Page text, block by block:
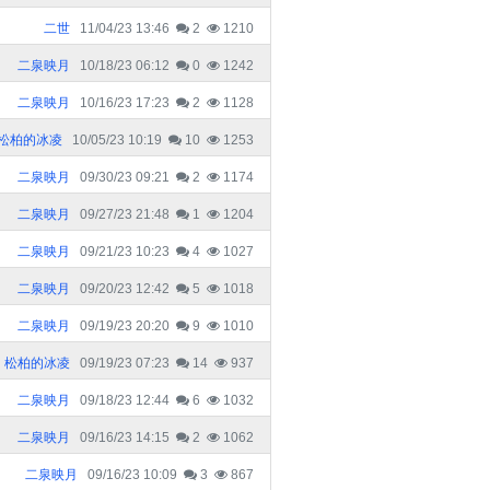
二世 11/04/23 13:46 2 1210
二泉映月 10/18/23 06:12 0 1242
二泉映月 10/16/23 17:23 2 1128
柏的冰凌 10/05/23 10:19 10 1253
二泉映月 09/30/23 09:21 2 1174
二泉映月 09/27/23 21:48 1 1204
二泉映月 09/21/23 10:23 4 1027
二泉映月 09/20/23 12:42 5 1018
二泉映月 09/19/23 20:20 9 1010
松柏的冰凌 09/19/23 07:23 14 937
二泉映月 09/18/23 12:44 6 1032
二泉映月 09/16/23 14:15 2 1062
二泉映月 09/16/23 10:09 3 867